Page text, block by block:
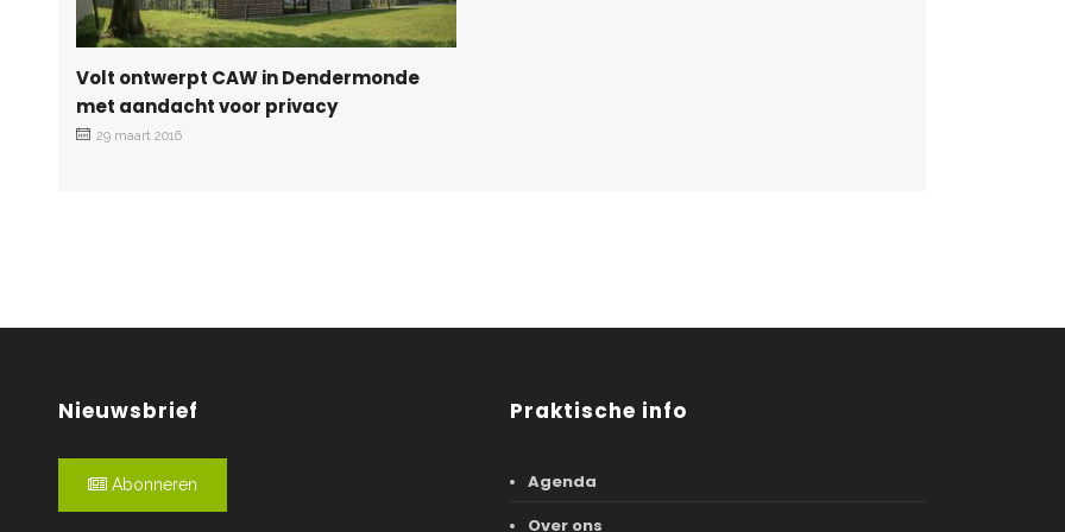
Volt ontwerpt CAW in Dendermonde
met aandacht voor privacy
29 maart 2016
Nieuwsbrief
Abonneren
Praktische info
Agenda
Over ons